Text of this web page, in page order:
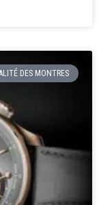
DES MONTRES